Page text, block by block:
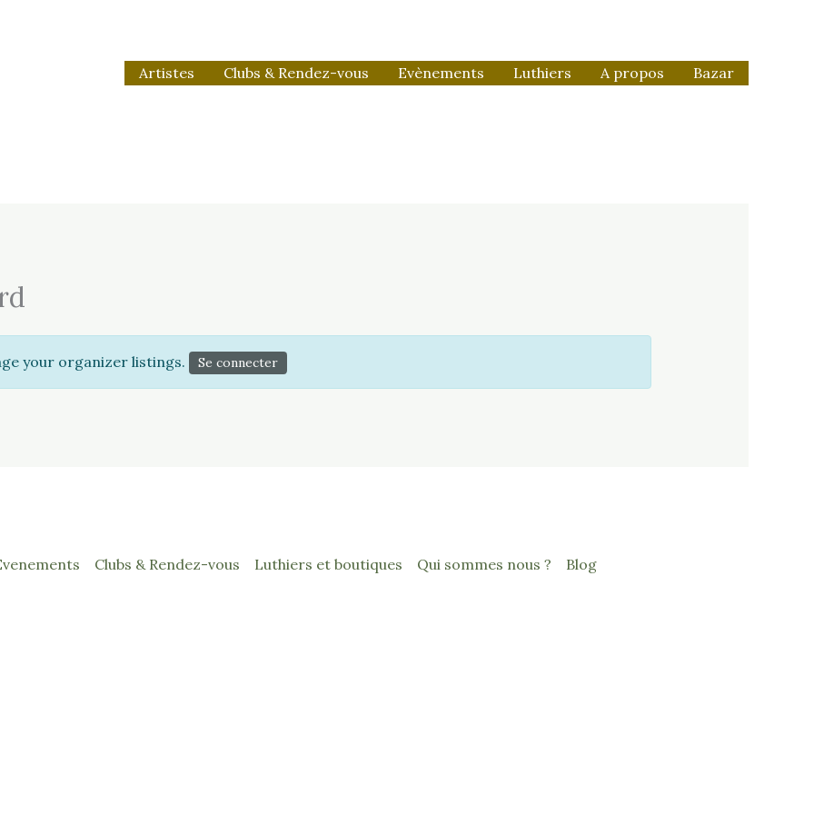
Artistes Clubs & Rendez-vous Evènements Luthiers A propos Bazar
your organizer listings. Se connecter
Clubs & Rendez-vous Luthiers et boutiques Qui sommes nous ? Blog